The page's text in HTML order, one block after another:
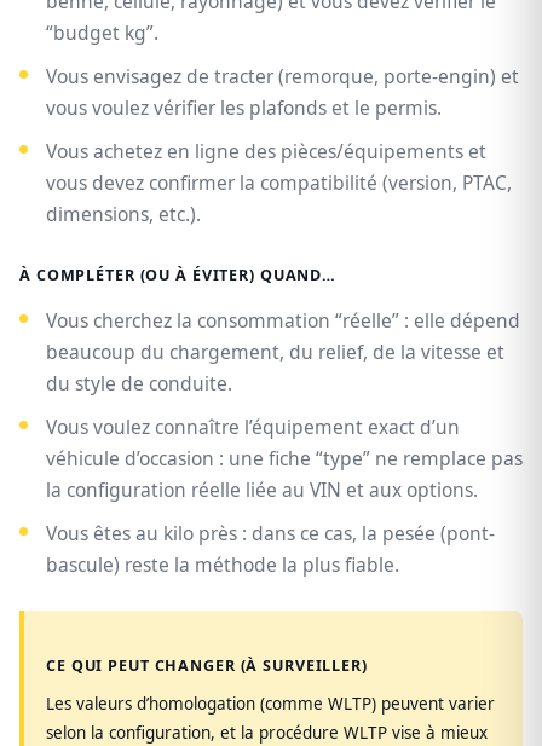
“budget kg”.
Vous envisagez de tracter (remorque, porte-engin) et
vous voulez vérifier les plafonds et le permis.
Vous achetez en ligne des pièces/équipements et
vous devez confirmer la compatibilité (version, PTAC,
dimensions, etc.).
À COMPLÉTER (OU À ÉVITER) QUAND…
Vous cherchez la consommation “réelle” : elle dépend
beaucoup du chargement, du relief, de la vitesse et
du style de conduite.
Vous voulez connaître l’équipement exact d’un
véhicule d’occasion : une fiche “type” ne remplace pas
la configuration réelle liée au VIN et aux options.
Vous êtes au kilo près : dans ce cas, la pesée (pont-
bascule) reste la méthode la plus fiable.
CE QUI PEUT CHANGER (À SURVEILLER)
Les valeurs d’homologation (comme WLTP) peuvent varier
selon la configuration, et la procédure WLTP vise à mieux